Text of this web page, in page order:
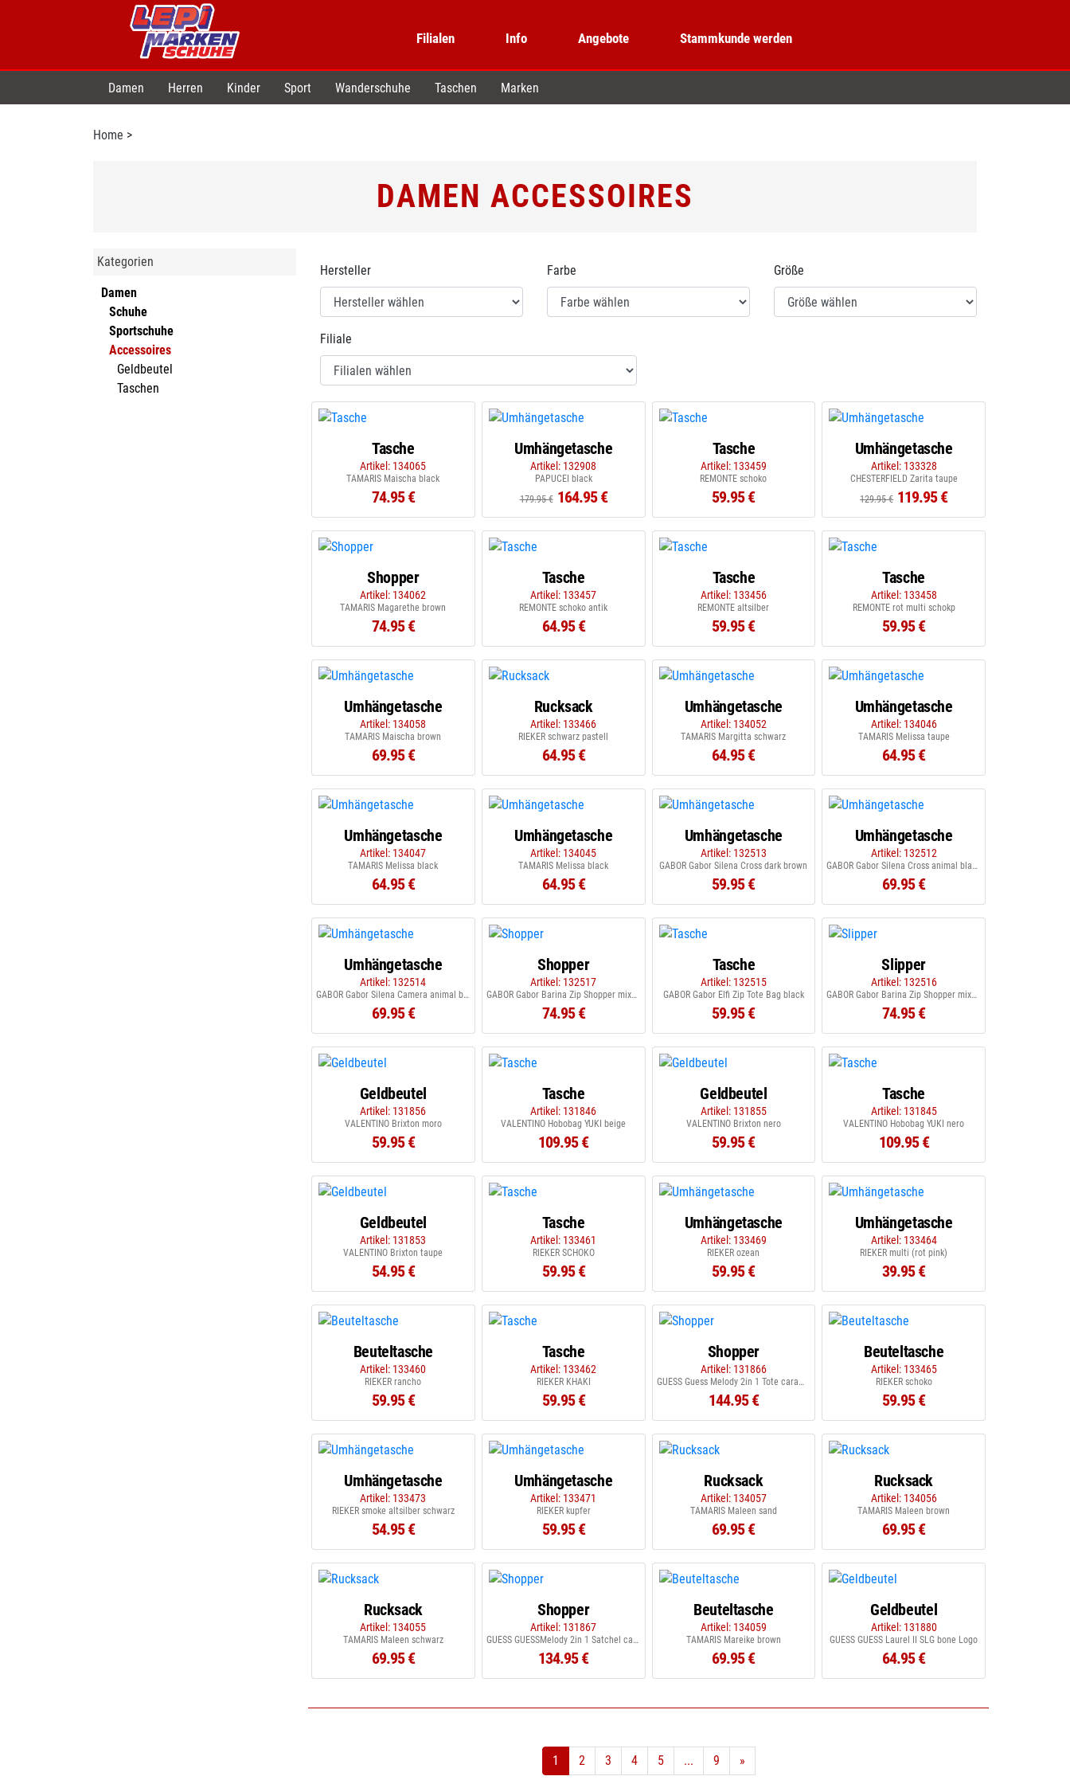
Filialen Info Angebote Stammkunde werden
Damen Herren Kinder Sport Wanderschuhe Taschen Marken
Home >
DAMEN ACCESSOIRES
Kategorien
Damen
Schuhe
Sportschuhe
Accessoires
Geldbeutel
Taschen
Hersteller Farbe Größe
Filiale
Tasche
Artikel: 134065
TAMARIS Maischa black
74.95 €
Umhängetasche
Artikel: 132908
PAPUCEI black
179.95 € 164.95 €
Tasche
Artikel: 133459
REMONTE schoko
59.95 €
Umhängetasche
Artikel: 133328
CHESTERFIELD Zarita taupe
129.95 € 119.95 €
Shopper
Artikel: 134062
TAMARIS Magarethe brown
74.95 €
Tasche
Artikel: 133457
REMONTE schoko antik
64.95 €
Tasche
Artikel: 133456
REMONTE altsilber
59.95 €
Tasche
Artikel: 133458
REMONTE rot multi schokp
59.95 €
Umhängetasche
Artikel: 134058
TAMARIS Maischa brown
69.95 €
Rucksack
Artikel: 133466
RIEKER schwarz pastell
64.95 €
Umhängetasche
Artikel: 134052
TAMARIS Margitta schwarz
64.95 €
Umhängetasche
Artikel: 134046
TAMARIS Melissa taupe
64.95 €
Umhängetasche
Artikel: 134047
TAMARIS Melissa black
64.95 €
Umhängetasche
Artikel: 134045
TAMARIS Melissa black
64.95 €
Umhängetasche
Artikel: 132513
GABOR Gabor Silena Cross dark brown
59.95 €
Umhängetasche
Artikel: 132512
GABOR Gabor Silena Cross animal black
69.95 €
Umhängetasche
Artikel: 132514
GABOR Gabor Silena Camera animal black
69.95 €
Shopper
Artikel: 132517
GABOR Gabor Barina Zip Shopper mixed brown
74.95 €
Tasche
Artikel: 132515
GABOR Gabor Elfi Zip Tote Bag black
59.95 €
Slipper
Artikel: 132516
GABOR Gabor Barina Zip Shopper mixed black
74.95 €
Geldbeutel
Artikel: 131856
VALENTINO Brixton moro
59.95 €
Tasche
Artikel: 131846
VALENTINO Hobobag YUKI beige
109.95 €
Geldbeutel
Artikel: 131855
VALENTINO Brixton nero
59.95 €
Tasche
Artikel: 131845
VALENTINO Hobobag YUKI nero
109.95 €
Geldbeutel
Artikel: 131853
VALENTINO Brixton taupe
54.95 €
Tasche
Artikel: 133461
RIEKER SCHOKO
59.95 €
Umhängetasche
Artikel: 133469
RIEKER ozean
59.95 €
Umhängetasche
Artikel: 133464
RIEKER multi (rot pink)
39.95 €
Beuteltasche
Artikel: 133460
RIEKER rancho
59.95 €
Tasche
Artikel: 133462
RIEKER KHAKI
59.95 €
Shopper
Artikel: 131866
GUESS Guess Melody 2in 1 Tote caramel
144.95 €
Beuteltasche
Artikel: 133465
RIEKER schoko
59.95 €
Umhängetasche
Artikel: 133473
RIEKER smoke altsilber schwarz
54.95 €
Umhängetasche
Artikel: 133471
RIEKER kupfer
59.95 €
Rucksack
Artikel: 134057
TAMARIS Maleen sand
69.95 €
Rucksack
Artikel: 134056
TAMARIS Maleen brown
69.95 €
Rucksack
Artikel: 134055
TAMARIS Maleen schwarz
69.95 €
Shopper
Artikel: 131867
GUESS GUESSMelody 2in 1 Satchel caramel
134.95 €
Beuteltasche
Artikel: 134059
TAMARIS Mareike brown
69.95 €
Geldbeutel
Artikel: 131880
GUESS GUESS Laurel II SLG bone Logo
64.95 €
1 2 3 4 5 ... 9 »